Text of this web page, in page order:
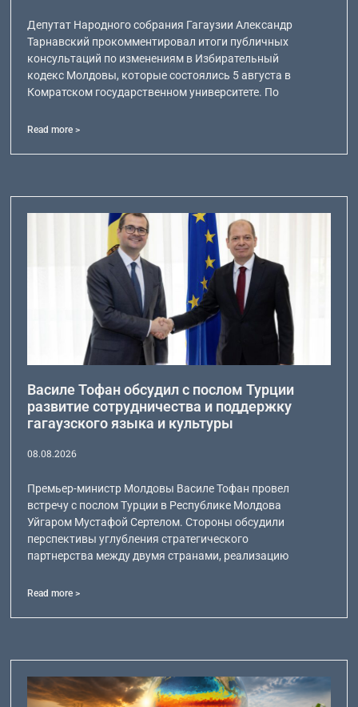
Депутат Народного собрания Гагаузии Александр
Тарнавский прокомментировал итоги публичных
консультаций по изменениям в Избирательный
кодекс Молдовы, которые состоялись 5 августа в
Комратском государственном университете. По
Read more >
Василе Тофан обсудил с послом Турции
развитие сотрудничества и поддержку
гагаузского языка и культуры
08.08.2026
Премьер-министр Молдовы Василе Тофан провел
встречу с послом Турции в Республике Молдова
Уйгаром Мустафой Сертелом. Стороны обсудили
перспективы углубления стратегического
партнерства между двумя странами, реализацию
Read more >